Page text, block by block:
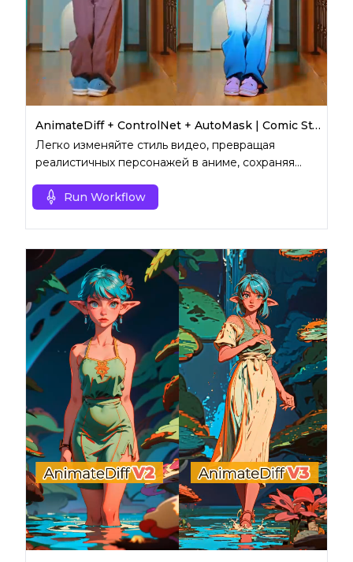
AnimateDiff + ControlNet + AutoMask | Comic Style
Легко изменяйте стиль видео, превращая
реалистичных персонажей в аниме, сохраняя
Run Workflow